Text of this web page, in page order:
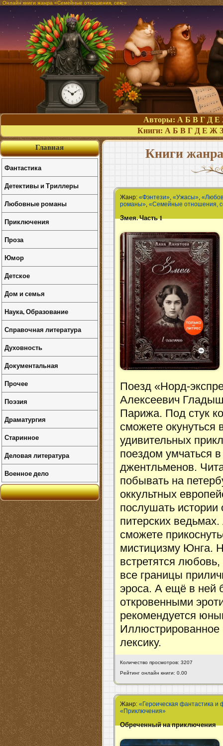
Онлайн книги жанра «Семейные отношения, секс»
Авторы: А Б В Г Д Е
Книги: А Б В Г Д Е Ж З
Книги
Жанр:«Фэнтези»,«Ужасы»,
романы»,«Семейные отношения,
Змея. Часть 1
Поезд «Норд-
Алексеевич
Парижа. Под стук
сможете
удивительных
поездом умчаться
джентльменов.
побывать на
оккультных
послушать
питерских
сможете
мистицизму Юнга.
встретятся
все границы
эроса. А ещё в ней
откровенными
рекомендуется
Иллюстрированное
лексику.
Количество просмотров: 3207
Рейтинг онлайн книги: 0.00
Жанр:«Героическая фантастика и
«Приключения»
Обреченный на приключения
Главная
Фантастика
Детективы и Триллеры
Любовные романы
Приключения
Проза
Юмор
Детское
Дом и семья
Наука, Образование
Справочная литература
Духовность
Документальная
Прочее
Поэзия
Драматургия
Старинное
Деловая литература
Военное дело